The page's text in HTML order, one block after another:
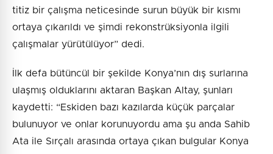
titiz bir çalışma neticesinde surun büyük bir kısmı
ortaya çıkarıldı ve şimdi rekonstrüksiyonla ilgili
çalışmalar yürütülüyor” dedi.
İlk defa bütüncül bir şekilde Konya’nın dış surlarına
ulaşmış olduklarını aktaran Başkan Altay, şunları
kaydetti: “Eskiden bazı kazılarda küçük parçalar
bulunuyor ve onlar korunuyordu ama şu anda Sahib
Ata ile Sırçalı arasında ortaya çıkan bulgular Konya